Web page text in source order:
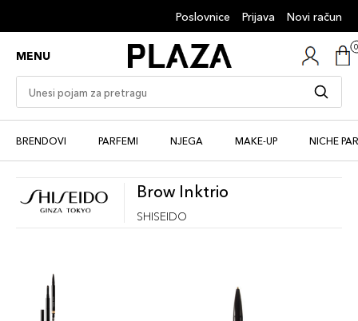
Poslovnice Prijava Novi račun
MENU
BRENDOVI PARFEMI NJEGA MAKE-UP NICHE
Brow Inktrio
SHISEIDO